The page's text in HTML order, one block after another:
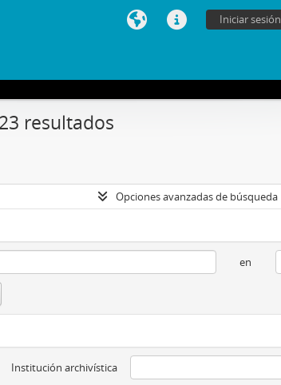
Iniciar sesión
resultados
Opciones avanzadas de búsqueda
en
Institución archivística